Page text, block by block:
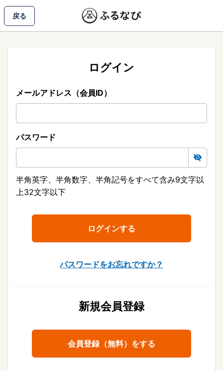
戻る
ログイン
メールアドレス（会員ID）
パスワード
半角英字、半角数字、半角記号をすべて含み9文字以
上32文字以下
パスワードをお忘れですか？
新規会員登録
会員登録（無料）をする